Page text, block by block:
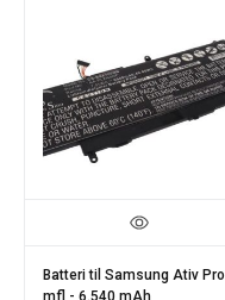
Batteri til Samsung Ativ Pro
mfl - 6.540 mAh